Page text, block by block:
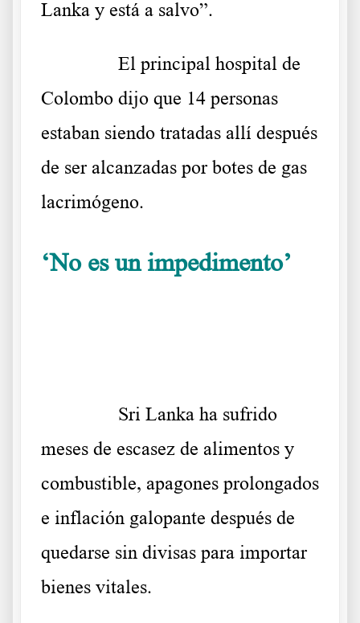
Lanka y está a salvo”.
El principal hospital de
Colombo dijo que 14 personas
estaban siendo tratadas allí después
de ser alcanzadas por botes de gas
lacrimógeno.
‘No es un impedimento’
Sri Lanka ha sufrido
meses de escasez de alimentos y
combustible, apagones prolongados
e inflación galopante después de
quedarse sin divisas para importar
bienes vitales.